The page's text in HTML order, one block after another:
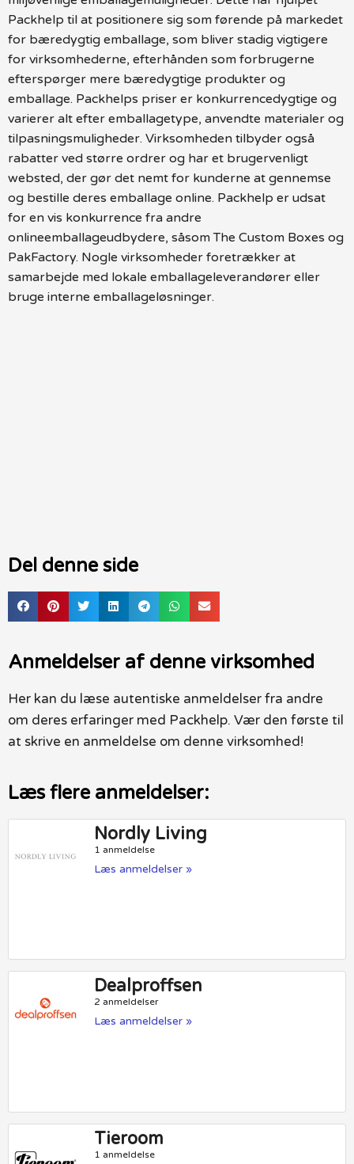
Packhelp til at positionere sig som førende på markedet
for bæredygtig emballage, som bliver stadig vigtigere
for virksomhederne, efterhånden som forbrugerne
efterspørger mere bæredygtige produkter og
emballage. Packhelps priser er konkurrencedygtige og
varierer alt efter emballagetype, anvendte materialer og
tilpasningsmuligheder. Virksomheden tilbyder også
rabatter ved større ordrer og har et brugervenligt
websted, der gør det nemt for kunderne at gennemse
og bestille deres emballage online. Packhelp er udsat
for en vis konkurrence fra andre
onlineemballageudbydere, såsom The Custom Boxes og
PakFactory. Nogle virksomheder foretrækker at
samarbejde med lokale emballageleverandører eller
bruge interne emballageløsninger.
Del denne side
Anmeldelser af denne virksomhed
Her kan du læse autentiske anmeldelser fra andre
om deres erfaringer med Packhelp. Vær den første til
at skrive en anmeldelse om denne virksomhed!
Læs flere anmeldelser:
Nordly Living
1 anmeldelse
Læs anmeldelser »
Dealproffsen
2 anmeldelser
Læs anmeldelser »
Tieroom
1 anmeldelse